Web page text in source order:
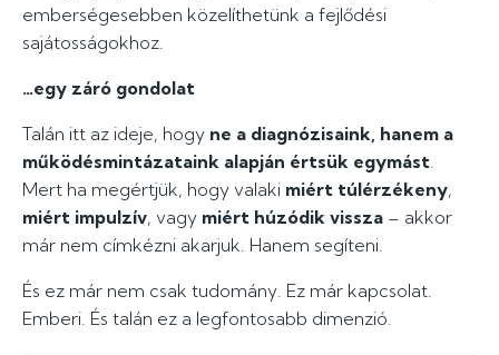
emberségesebben közelíthetünk a fejlődési
sajátosságokhoz.
…egy záró gondolat
Talán itt az ideje, hogy ne a diagnózisaink, hanem a
működésmintázataink alapján értsük egymást.
Mert ha megértjük, hogy valaki miért túlérzékeny,
miért impulzív, vagy miért húzódik vissza – akkor
már nem címkézni akarjuk. Hanem segíteni.
És ez már nem csak tudomány. Ez már kapcsolat.
Emberi. És talán ez a legfontosabb dimenzió.